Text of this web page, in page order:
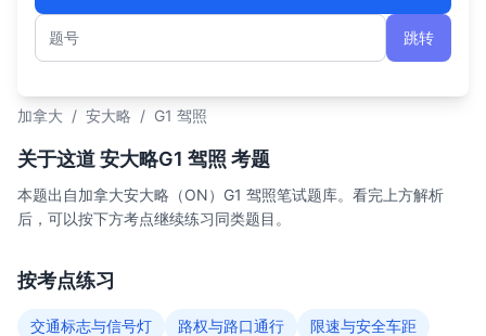
题号
跳转
加拿大 / 安大略 / G1 驾照
关于这道 安大略G1 驾照 考题
本题出自加拿大安大略（ON）G1 驾照笔试题库。看完上方解析
后，可以按下方考点继续练习同类题目。
按考点练习
交通标志与信号灯 路权与路口通行
限速与安全车距